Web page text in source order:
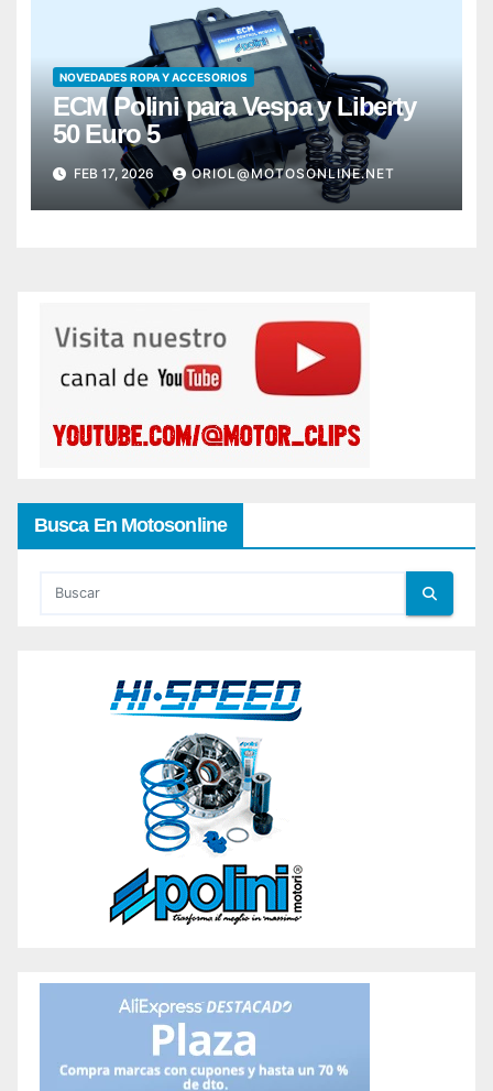
NOVEDADES ROPA Y ACCESORIOS
ECM Polini para Vespa y Liberty
50 Euro 5
FEB 17, 2026 ORIOL@MOTOSONLINE.NET
Busca En Motosonline